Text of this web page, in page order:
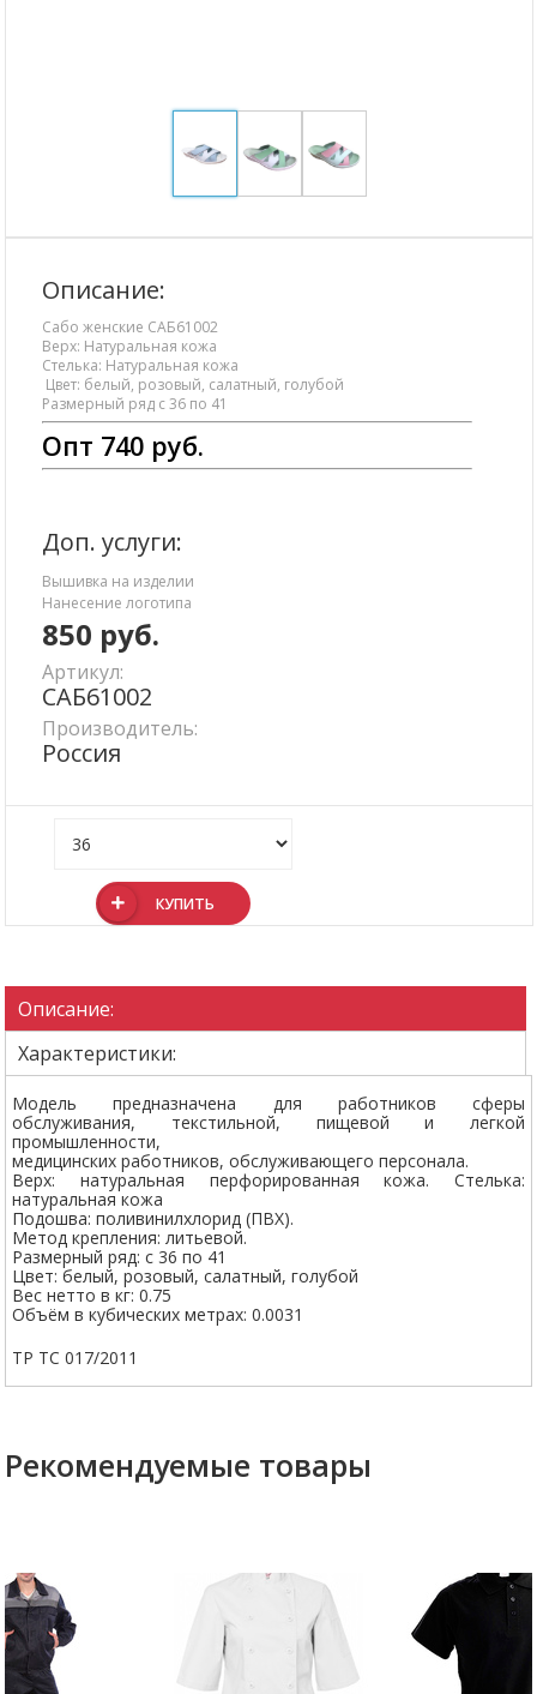
Описание:
Сабо женские САБ61002
Верх: Натуральная кожа
Стелька: Натуральная кожа
Цвет: белый, розовый, салатный, голубой
Размерный ряд с 36 по 41
Опт 740 руб.
Доп. услуги:
Вышивка на изделии
Нанесение логотипа
850 руб.
Артикул:
САБ61002
Производитель:
Россия
КУПИТЬ
Описание:
Характеристики:
Модель предназначена для работников сферы
обслуживания, текстильной, пищевой и легкой
промышленности,
медицинских работников, обслуживающего персонала.
Верх: натуральная перфорированная кожа. Стелька:
натуральная кожа
Подошва: поливинилхлорид (ПВХ).
Метод крепления: литьевой.
Размерный ряд: с 36 по 41
Цвет: белый, розовый, салатный, голубой
Вес нетто в кг: 0.75
Объём в кубических метрах: 0.0031
ТР ТС 017/2011
Рекомендуемые товары